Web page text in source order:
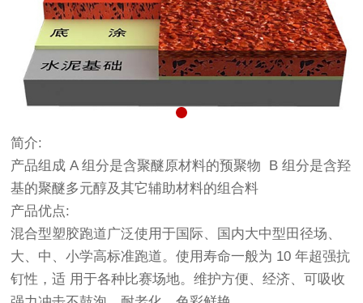
简介:
产品组成 A 组分是含聚醚原材料的预聚物 B 组分是含羟
基的聚醚多元醇及其它辅助材料的组合料
产品优点:
混合型塑胶跑道广泛使用于国际、国内大中型田径场、
大、中、小学高标准跑道。使用寿命一般为 10 年超强抗
钉性，适 用于各种比赛场地。维护方便、经济、可吸收